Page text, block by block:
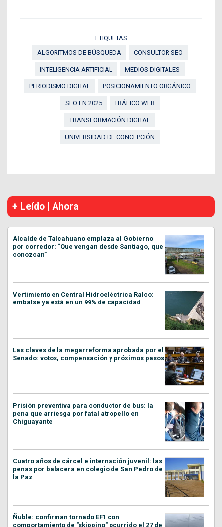
ETIQUETAS
ALGORITMOS DE BÚSQUEDA
CONSULTOR SEO
INTELIGENCIA ARTIFICIAL MEDIOS DIGITALES
PERIODISMO DIGITAL POSICIONAMIENTO ORGÁNICO
SEO EN 2025 TRÁFICO WEB
TRANSFORMACIÓN DIGITAL
UNIVERSIDAD DE CONCEPCIÓN
+ Leído | Ahora
Alcalde de Talcahuano emplaza al Gobierno
por corredor: “Que vengan desde Santiago, que
conozcan”
Vertimiento en Central Hidroeléctrica Ralco:
embalse ya está en un 99% de capacidad
Las claves de la megarreforma aprobada por el
Senado: votos, compensación y próximos pasos
Prisión preventiva para conductor de bus: la
pena que arriesga por fatal atropello en
Chiguayante
Cuatro años de cárcel e internación juvenil: las
penas por balacera en colegio de San Pedro de
la Paz
Ñuble: confirman tornado EF1 con
comportamiento de "skipping" ocurrido el 27 de